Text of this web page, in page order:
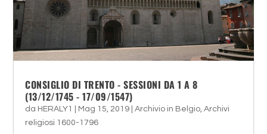
CONSIGLIO DI TRENTO - SESSIONI DA 1 A 8
(13/12/1745 - 17/09/1547)
da HERALY1 Mag 15, 2019 |Archivio in Belgio,Archivi
religiosi 1600-1796